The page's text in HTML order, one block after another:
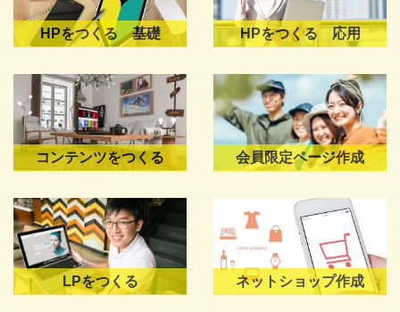
HPをつくる 基礎 HPをつくる 応用
コンテンツをつくる 会員限定ページ作成
LPをつくる ネットショップ作成